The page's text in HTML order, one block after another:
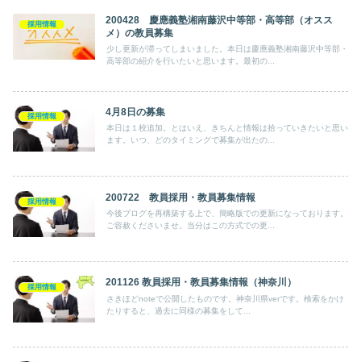
採用情報
200428 慶應義塾湘南藤沢中等部・高等部（オスス
メ）の教員募集
少し更新が滞ってしまいました。本日は慶應義塾湘南藤沢中等部・
高等部の紹介を行いたいと思います。最初の...
採用情報 4月8日の募集
本日は１校追加。とはいえ、きちんと情報は拾っていきたいと思い
ます。いつ、どのタイミングで募集が出たの...
採用情報 200722 教員採用・教員募集情報
今後ブログを再構築する上で、簡略版での更新になっております。
ご容赦くださいませ。当分はこの方式での更...
採用情報 201126 教員採用・教員募集情報（神奈川）
さきほどnoteで公開したものです。神奈川県verです。検索をかけ
たりすると、過去に同様の募集をして...